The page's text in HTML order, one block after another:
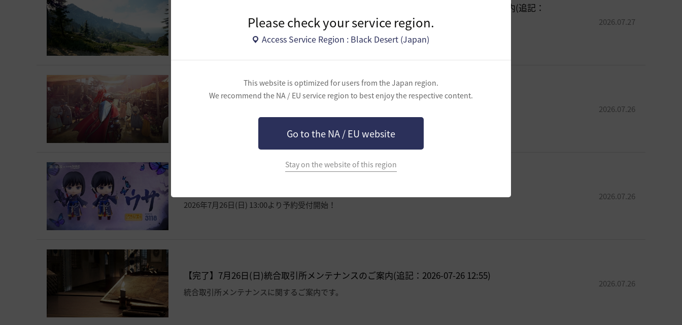
Please check your service region.
Access Service Region : Black Desert (Japan)
This website is optimized for users from the Japan region.
We recommend the NA / EU service region to best enjoy the respective content.
Go to the NA / EU website
Stay on the website of this region
SBPSオンライン決済サービス/クレジットカード/楽天Edy/決済メンテナンスのご案内(追記：
2026-07-27 14:20)
決済メンテナンスに関するご案内です。
2026.07.27
現在使えるクーポンまとめ！(最終更新：2026-07-26 16:40)
クーポン入力で、お得な報酬をお見逃しなく★
2026.07.26
2026年7月26日(日) 13:00より予約受付開始！
2026.07.26
【完了】7月26日(日)統合取引所メンテナンスのご案内(追記：2026-07-26 12:55)
統合取引所メンテナンスに関するご案内です。
2026.07.26